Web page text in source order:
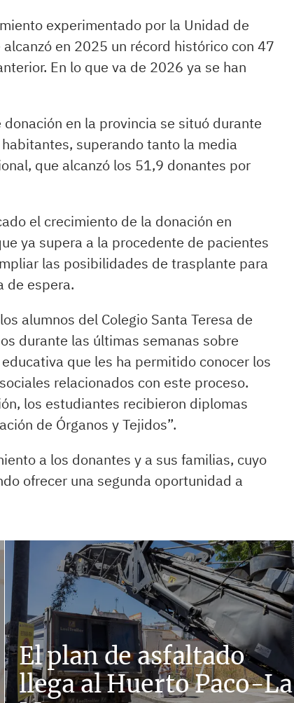
experimentado por la Unidad de
en 2025 un récord histórico con 47
En lo que va de 2026 ya se han
en la provincia se situó durante
superando tanto la media
que alcanzó los 51,9 donantes por
el crecimiento de la donación en
ya supera a la procedente de pacientes
las posibilidades de trasplante para
de espera.
alumnos del Colegio Santa Teresa de
durante las últimas semanas sobre
que les ha permitido conocer los
relacionados con este proceso.
los estudiantes recibieron diplomas
de Órganos y Tejidos”.
a los donantes y a sus familias, cuyo
ofrecer una segunda oportunidad a
El plan de asfaltado
llega al Huerto Paco-La